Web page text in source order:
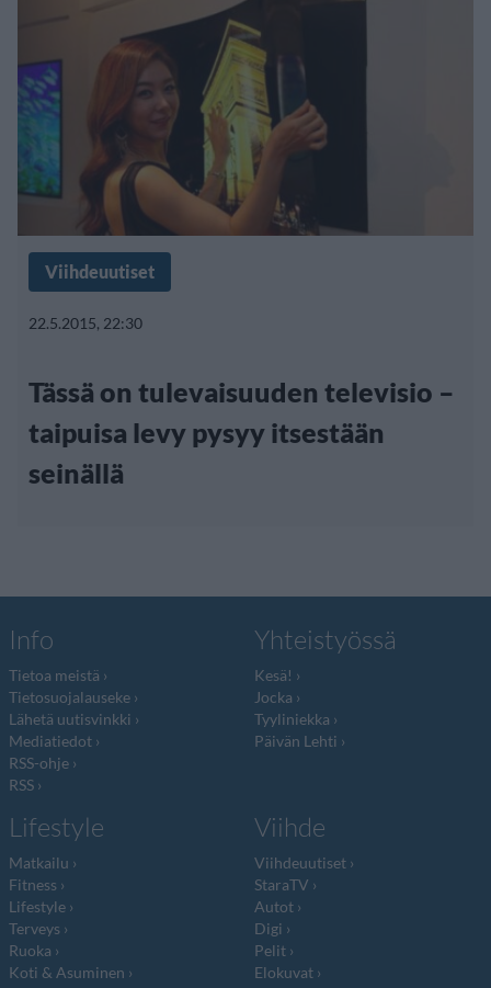
Viihdeuutiset
22.5.2015, 22:30
Tässä on tulevaisuuden televisio –
taipuisa levy pysyy itsestään
seinällä
Info
Tietoa meistä
Tietosuojalauseke
Lähetä uutisvinkki
Mediatiedot
RSS-ohje
RSS
Yhteistyössä
Kesä!
Jocka
Tyyliniekka
Päivän Lehti
Lifestyle
Matkailu
Fitness
Lifestyle
Terveys
Ruoka
Koti & Asuminen
Viihde
Viihdeuutiset
StaraTV
Autot
Digi
Pelit
Elokuvat